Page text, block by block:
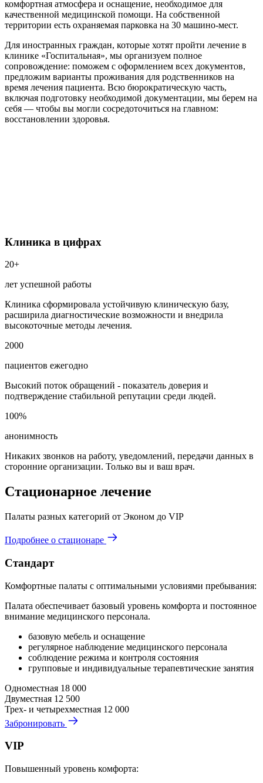
комфортная атмосфера и оснащение, необходимое для
качественной медицинской помощи. На собственной
территории есть охраняемая парковка на 30 машино‑мест.
Для иностранных граждан, которые хотят пройти лечение в
клинике «Госпитальная», мы организуем полное
сопровождение: поможем с оформлением всех документов,
предложим варианты проживания для родственников на
время лечения пациента. Всю бюрократическую часть,
включая подготовку необходимой документации, мы берем на
себя — чтобы вы могли сосредоточиться на главном:
восстановлении здоровья.
Клиника в цифрах
20+
лет успешной работы
Клиника сформировала устойчивую клиническую базу,
расширила диагностические возможности и внедрила
высокоточные методы лечения.
2000
пациентов ежегодно
Высокий поток обращений - показатель доверия и
подтверждение стабильной репутации среди людей.
100%
анонимность
Никаких звонков на работу, уведомлений, передачи данных в
сторонние организации. Только вы и ваш врач.
Стационарное лечение
Палаты разных категорий от Эконом до VIP
Подробнее о стационаре
Стандарт
Комфортные палаты с оптимальными условиями пребывания:
Палата обеспечивает базовый уровень комфорта и постоянное
внимание медицинского персонала.
базовую мебель и оснащение
регулярное наблюдение медицинского персонала
соблюдение режима и контроля состояния
групповые и индивидуальные терапевтические занятия
Одноместная 18 000
Двуместная 12 500
Трех- и четырехместная 12 000
Забронировать
VIP
Повышенный уровень комфорта: